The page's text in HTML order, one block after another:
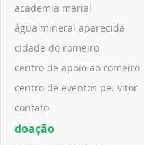
academia marial
água mineral aparecida
cidade do romeiro
centro de apoio ao romeiro
centro de eventos pe. vitor
contato
doação